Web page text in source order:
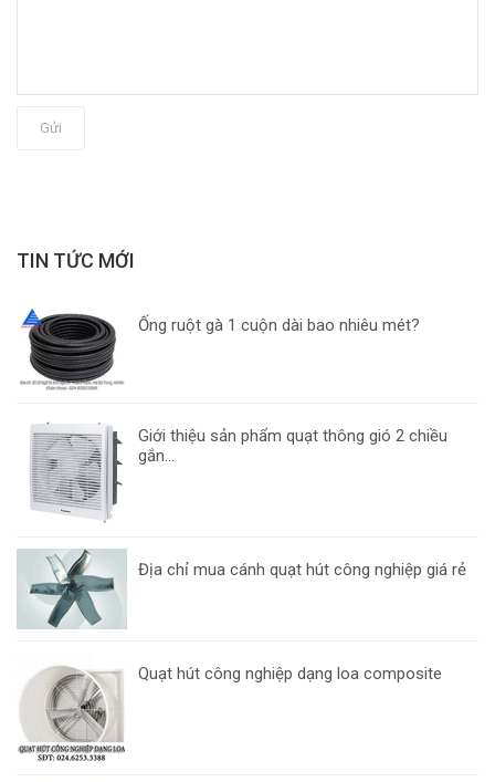
Gửi
TIN TỨC MỚI
Ống ruột gà 1 cuộn dài bao nhiêu mét?
Giới thiệu sản phẩm quạt thông gió 2 chiều
gắn...
Địa chỉ mua cánh quạt hút công nghiệp giá rẻ
Quạt hút công nghiệp dạng loa composite